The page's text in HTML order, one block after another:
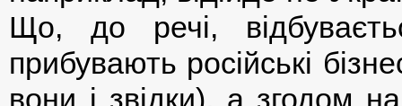
Що, до речі,
прибувають російські
вони і звідки), а згодом